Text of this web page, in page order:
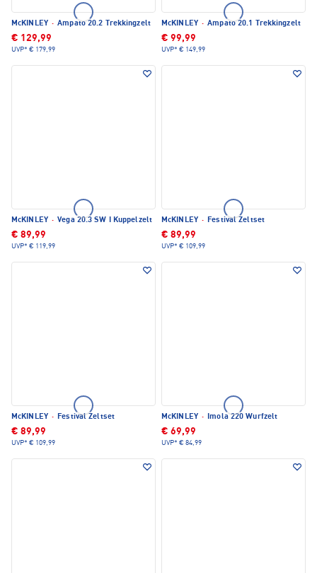
McKINLEY · Ampato 20.2 Trekkingzelt
€ 129,99
UVP* € 179,99
McKINLEY · Ampato 20.1 Trekkingzelt
€ 99,99
UVP* € 149,99
McKINLEY · Vega 20.3 SW I Kuppelzelt
€ 89,99
UVP* € 119,99
McKINLEY · Festival Zeltset
€ 89,99
UVP* € 109,99
McKINLEY · Festival Zeltset
€ 89,99
UVP* € 109,99
McKINLEY · Imola 220 Wurfzelt
€ 69,99
UVP* € 84,99